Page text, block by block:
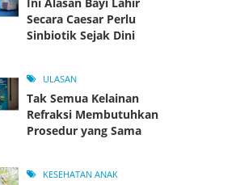
Secara Caesar Perlu
Sinbiotik Sejak Dini
ULASAN
Tak Semua Kelainan
Refraksi Membutuhkan
Prosedur yang Sama
KESEHATAN ANAK